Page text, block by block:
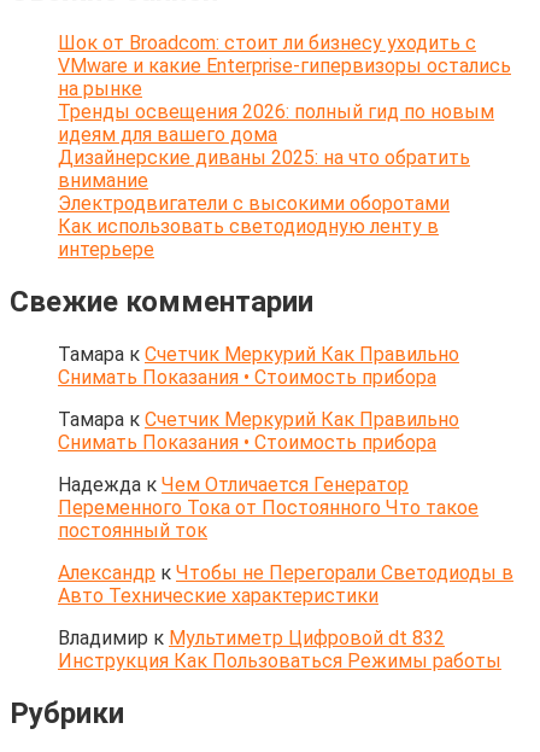
Шок от Broadcom: стоит ли бизнесу уходить с
VMware и какие Enterprise-гипервизоры остались
на рынке
Тренды освещения 2026: полный гид по новым
идеям для вашего дома
Дизайнерские диваны 2025: на что обратить
внимание
Электродвигатели с высокими оборотами
Как использовать светодиодную ленту в
интерьере
Свежие комментарии
Тамара к Счетчик Меркурий Как Правильно
Снимать Показания • Стоимость прибора
Тамара к Счетчик Меркурий Как Правильно
Снимать Показания • Стоимость прибора
Надежда к Чем Отличается Генератор
Переменного Тока от Постоянного Что такое
постоянный ток
Александр к Чтобы не Перегорали Светодиоды в
Авто Технические характеристики
Владимир к Мультиметр Цифровой dt 832
Инструкция Как Пользоваться Режимы работы
Рубрики